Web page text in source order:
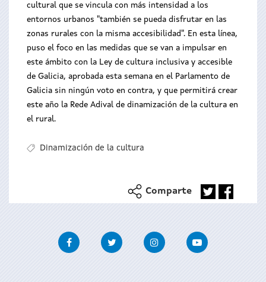
cultural que se vincula con más intensidad a los
entornos urbanos "también se pueda disfrutar en las
zonas rurales con la misma accesibilidad". En esta línea,
puso el foco en las medidas que se van a impulsar en
este ámbito con la Ley de cultura inclusiva y accesible
de Galicia, aprobada esta semana en el Parlamento de
Galicia sin ningún voto en contra, y que permitirá crear
este año la Rede Adival de dinamización de la cultura en
el rural.
Dinamización de la cultura
Comparte
FacebookTwitter InstagramYoutube